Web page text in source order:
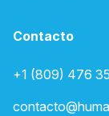
Contacto
+1 (809) 476